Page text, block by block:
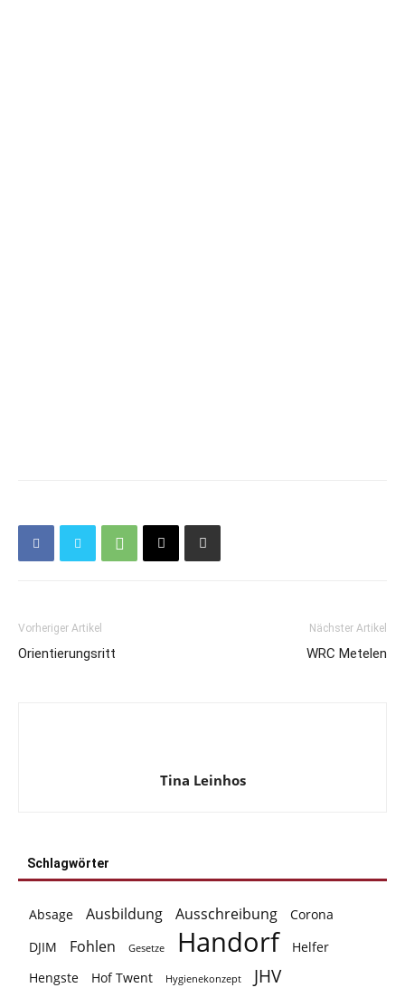
Vorheriger Artikel
Orientierungsritt
Nächster Artikel
WRC Metelen
Tina Leinhos
Schlagwörter
Absage Ausbildung Ausschreibung
Corona
DJIM
Fohlen Gesetze Handorf
Helfer
Hengste
Hof Twent Hygienekonzept JHV